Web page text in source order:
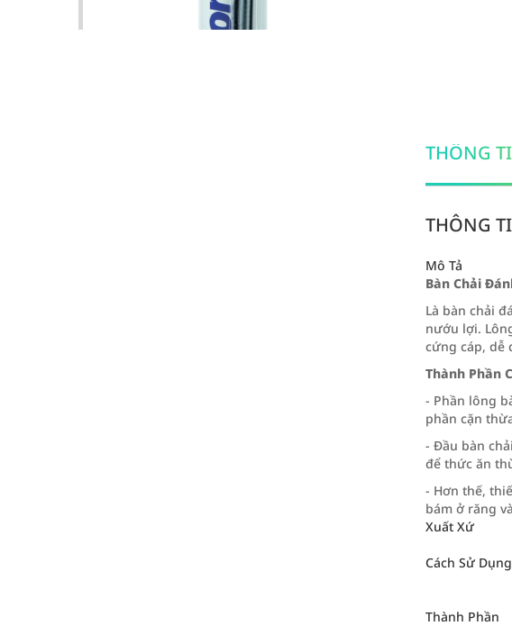
THÔNG
THÔNG
Mô Tả
Bàn Chải
Là bàn chải
nướu lợi.
cứng cáp, dễ
Thành Phần
- Phần lông
phần cặn
- Đầu bàn
để thức ăn
- Hơn thế,
bám ở răng
Xuất Xứ
Cách Sử Dụng
Thành Phần